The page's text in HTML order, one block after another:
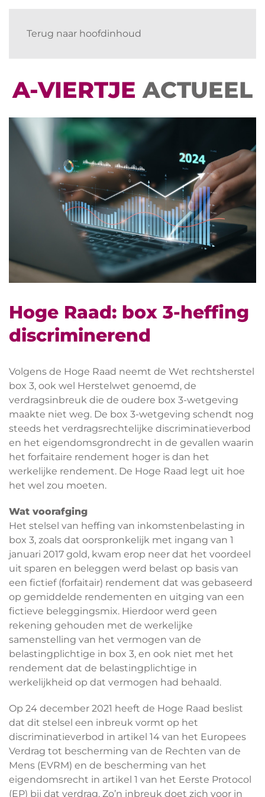
Terug naar hoofdinhoud
A-VIERTJEACTUEEL
Hoge Raad: box 3-heffing
discriminerend
Volgens de Hoge Raad neemt de Wet rechtsherstel
box 3, ook wel Herstelwet genoemd, de
verdragsinbreuk die de oudere box 3-wetgeving
maakte niet weg. De box 3-wetgeving schendt nog
steeds het verdragsrechtelijke discriminatieverbod
en het eigendomsgrondrecht in de gevallen waarin
het forfaitaire rendement hoger is dan het
werkelijke rendement. De Hoge Raad legt uit hoe
het wel zou moeten.
Wat voorafging
Het stelsel van heffing van inkomstenbelasting in
box 3, zoals dat oorspronkelijk met ingang van 1
januari 2017 gold, kwam erop neer dat het voordeel
uit sparen en beleggen werd belast op basis van
een fictief (forfaitair) rendement dat was gebaseerd
op gemiddelde rendementen en uitging van een
fictieve beleggingsmix. Hierdoor werd geen
rekening gehouden met de werkelijke
samenstelling van het vermogen van de
belastingplichtige in box 3, en ook niet met het
rendement dat de belastingplichtige in
werkelijkheid op dat vermogen had behaald.
Op 24 december 2021 heeft de Hoge Raad beslist
dat dit stelsel een inbreuk vormt op het
discriminatieverbod in artikel 14 van het Europees
Verdrag tot bescherming van de Rechten van de
Mens (EVRM) en de bescherming van het
eigendomsrecht in artikel 1 van het Eerste Protocol
(EP) bij dat verdrag. Zo’n inbreuk doet zich voor in